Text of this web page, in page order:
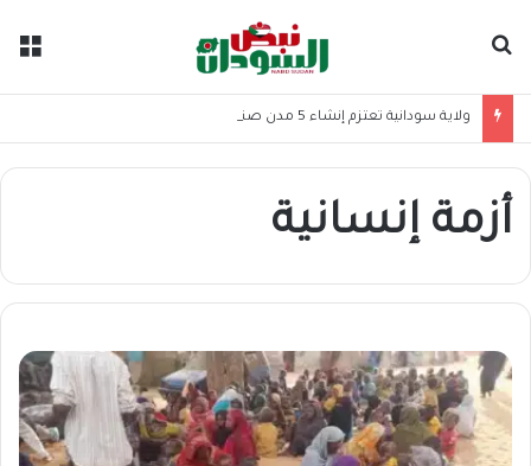
ولاية سودانية تعتزم إنشاء 5 مدن صناعية جديدة
أزمة إنسانية